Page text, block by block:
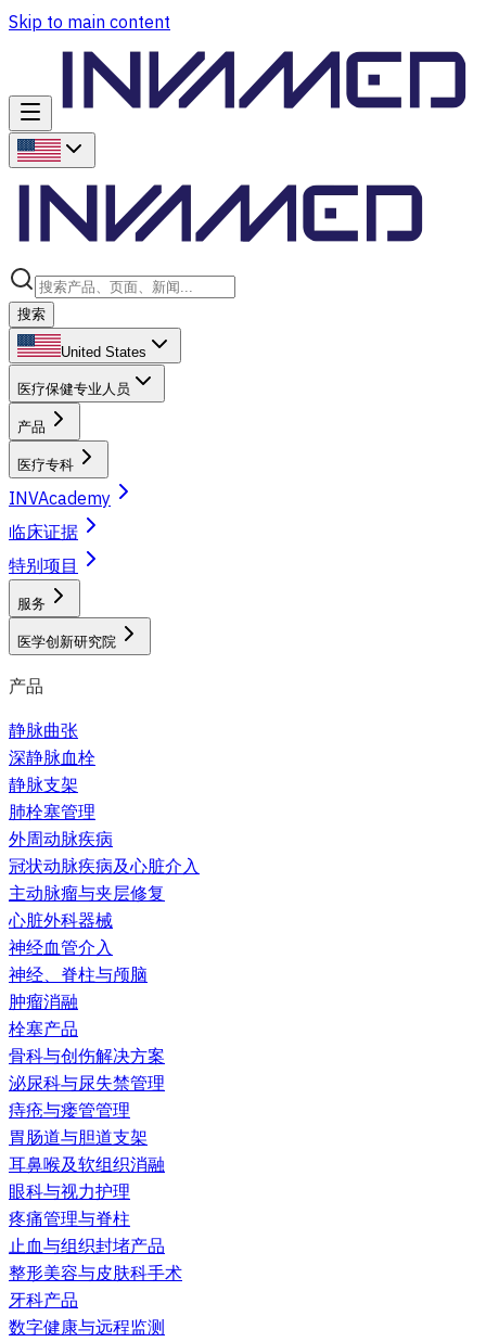
Skip to main content
搜索
United States
医疗保健专业人员
产品
医疗专科
INVAcademy
临床证据
特别项目
服务
医学创新研究院
产品
静脉曲张
深静脉血栓
静脉支架
肺栓塞管理
外周动脉疾病
冠状动脉疾病及心脏介入
主动脉瘤与夹层修复
心脏外科器械
神经血管介入
神经、脊柱与颅脑
肿瘤消融
栓塞产品
骨科与创伤解决方案
泌尿科与尿失禁管理
痔疮与瘘管管理
胃肠道与胆道支架
耳鼻喉及软组织消融
眼科与视力护理
疼痛管理与脊柱
止血与组织封堵产品
整形美容与皮肤科手术
牙科产品
数字健康与远程监测